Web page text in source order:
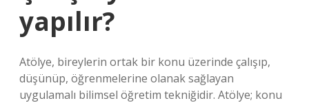
yapılır?
Atölye, bireylerin ortak bir konu üzerinde çalışıp,
düşünüp, öğrenmelerine olanak sağlayan
uygulamalı bilimsel öğretim tekniğidir. Atölye; konu